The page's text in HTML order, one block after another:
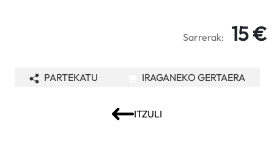
Sarrerak: 15 €
ITZULI
PARTEKATU IRAGANEKO GERTAERA